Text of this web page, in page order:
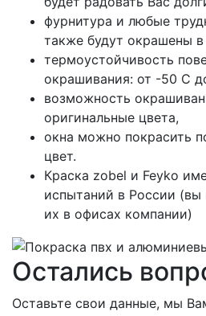
фурнитура и любые
также будут окрашены
термоустойчивость
окрашивания: от -50 С
возможность
оригинальные цвета,
окна можно покрасить
цвет.
Краска zobel и Feyko
испытаний в России
их в офисах компании)
Остались
Оставьте свои данные, мы